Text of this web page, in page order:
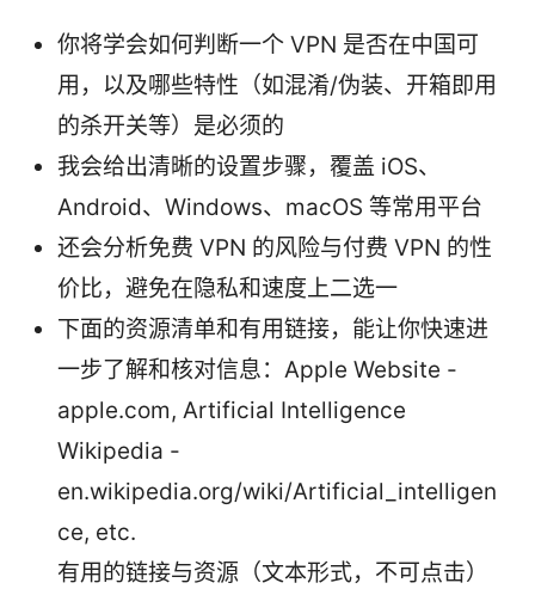
你将学会如何判断一个 VPN 是否在中国可
用，以及哪些特性（如混淆/伪装、开箱即用
的杀开关等）是必须的
我会给出清晰的设置步骤，覆盖 iOS、
Android、Windows、macOS 等常用平台
还会分析免费 VPN 的风险与付费 VPN 的性
价比，避免在隐私和速度上二选一
下面的资源清单和有用链接，能让你快速进
一步了解和核对信息：Apple Website -
apple.com, Artificial Intelligence
Wikipedia -
en.wikipedia.org/wiki/Artificial_intelligen
ce, etc.
有用的链接与资源（文本形式，不可点击）